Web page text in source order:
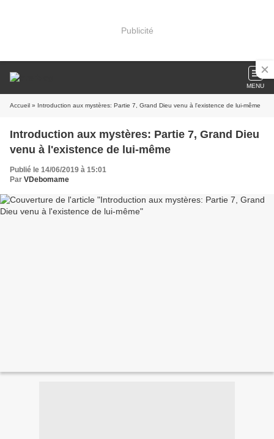
Publicité
MENU
Accueil » Introduction aux mystères: Partie 7, Grand Dieu venu à l'existence de lui-même
Introduction aux mystères: Partie 7, Grand Dieu
venu à l'existence de lui-même
Publié le 14/06/2019 à 15:01
Par VDebomame